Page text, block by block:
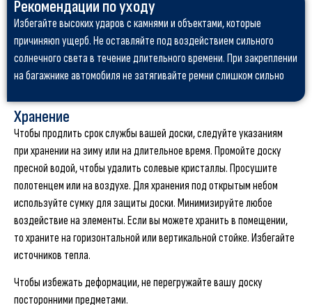
Рекомендации по уходу
Избегайте высоких ударов с камнями и объектами, которые
причиняюn ущерб. Не оставляйте под воздействием сильного
солнечного света в течение длительного времени. При закреплении
на багажнике автомобиля не затягивайте ремни слишком сильно
Хранение
Чтобы продлить срок службы вашей доски, следуйте указаниям
при хранении на зиму или на длительное время. Промойте доску
пресной водой, чтобы удалить солевые кристаллы. Просушите
полотенцем или на воздухе. Для хранения под открытым небом
используйте сумку для защиты доски. Минимизируйте любое
воздействие на элементы. Если вы можете хранить в помещении,
то храните на горизонтальной или вертикальной стойке. Избегайте
источников тепла.
Чтобы избежать деформации, не перегружайте вашу доску
посторонними предметами.